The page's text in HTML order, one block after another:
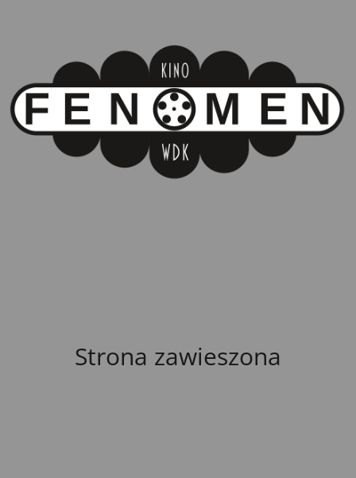
Strona zawieszona